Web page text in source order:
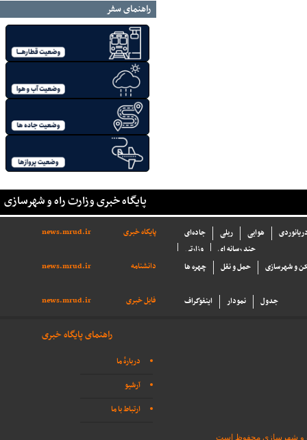
راهنمای سفر
پایگاه خبری وزارت راه و شهرسازی
پایگاه خبری news.mrud.ir جاده‌ای ریلی هوایی
وزارتی
چند رسانه ای
دانشنامه
news.mrud.ir چهره ها حمل و نقل و شهرسازی
فایل خبری news.mrud.ir اینفوگراف نمودار جدول
راهنمای پایگاه خبری
دربارهٔ ما
آرشیو
ارتباط با ما
و شهرسازی محفوظ است